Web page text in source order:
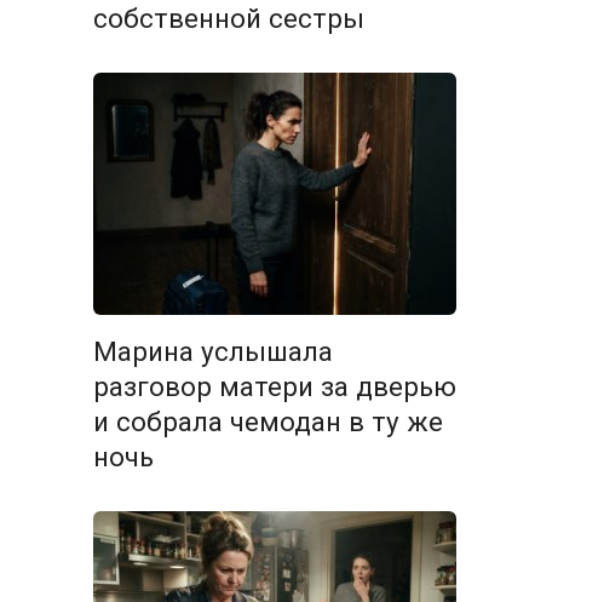
собственной сестры
Марина услышала
разговор матери за дверью
и собрала чемодан в ту же
ночь